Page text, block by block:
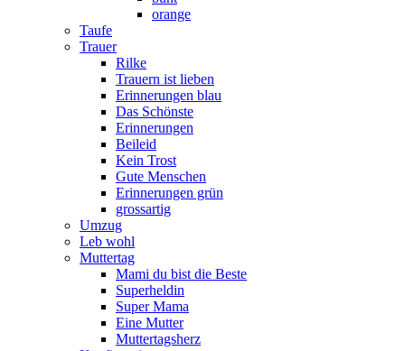
orange
Taufe
Trauer
Rilke
Trauern ist lieben
Erinnerungen blau
Das Schönste
Erinnerungen
Beileid
Kein Trost
Gute Menschen
Erinnerungen grün
grossartig
Umzug
Leb wohl
Muttertag
Mami du bist die Beste
Superheldin
Super Mama
Eine Mutter
Muttertagsherz